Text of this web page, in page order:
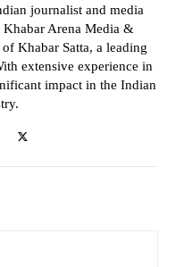
journalist and media
Arena Media &
Khabar Satta, a leading
extensive experience in
impact in the Indian